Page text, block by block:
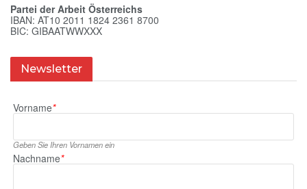
Partei der Arbeit Österreichs
IBAN: AT10 2011 1824 2361 8700
BIC: GIBAATWWXXX
Newsletter
Vorname*
Geben Sie Ihren Vornamen ein
Nachname*